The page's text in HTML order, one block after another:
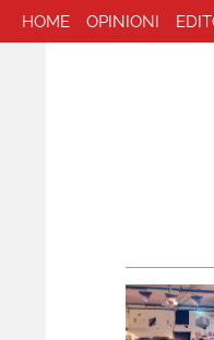
HOME OPINIONI